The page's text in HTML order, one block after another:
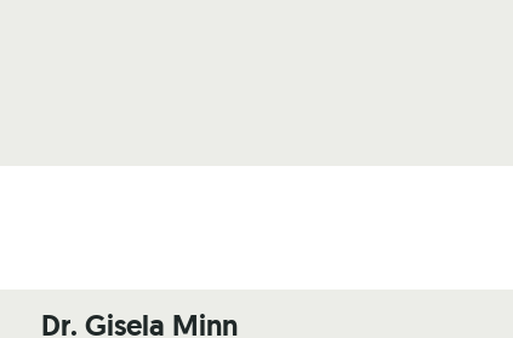
Dr. Gisela Minn